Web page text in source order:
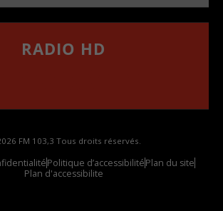
RADIO HD
FM 103,3 Tous droits réservés.
Politique d’accessibilitéPlan du site
Plan d'accessibilite